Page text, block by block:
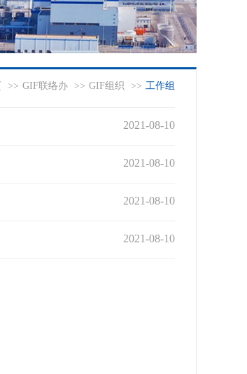
>> GIF联络办 >> GIF组织 >> 工作组
2021-08-10
2021-08-10
2021-08-10
2021-08-10